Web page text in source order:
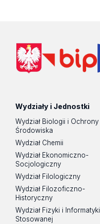
Wydziały i Jednostki
Wydział Biologii i Ochrony
Środowiska
Wydział Chemii
Wydział Ekonomiczno-
Socjologiczny
Wydział Filologiczny
Wydział Filozoficzno-
Historyczny
Wydział Fizyki i Informatyki
Stosowanej